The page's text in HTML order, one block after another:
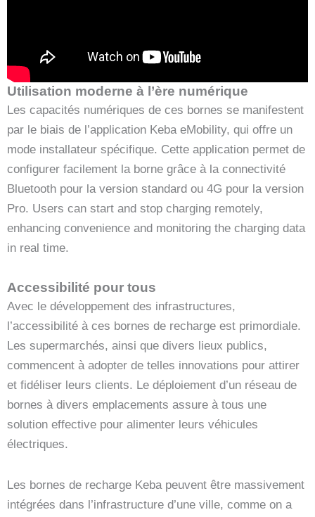
Utilisation moderne à l’ère numérique
Les capacités numériques de ces bornes se manifestent
par le biais de l’application Keba eMobility, qui offre un
mode installateur spécifique. Cette application permet de
configurer facilement la borne grâce à la connectivité
Bluetooth pour la version standard ou 4G pour la version
Pro. Users can start and stop charging remotely,
enhancing convenience and monitoring the charging data
in real time.
Accessibilité pour tous
Avec le développement des infrastructures,
l’accessibilité à ces bornes de recharge est primordiale.
Les supermarchés, ainsi que divers lieux publics,
commencent à adopter de telles innovations pour attirer
et fidéliser leurs clients. Le déploiement d’un réseau de
bornes à divers emplacements assure à tous une
solution effective pour alimenter leurs véhicules
électriques.
Les bornes de recharge Keba peuvent être massivement
intégrées dans l’infrastructure d’une ville, comme on a